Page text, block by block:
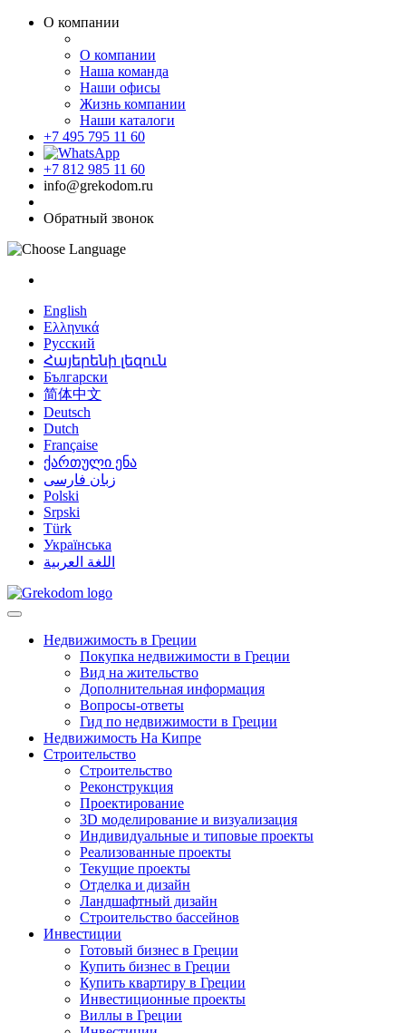
О компании
О компании
Наша команда
Наши офисы
Жизнь компании
Наши каталоги
+7 495 795 11 60
+7 812 985 11 60
info@grekodom.ru
Обратный звонок
English
Ελληνικά
Русский
Հայերենի լեզուն
Български
简体中文
Deutsch
Dutch
Française
ქართული ენა
زبان فارسی
Polski
Srpski
Türk
Українська
اللغة العربية
Недвижимость в Греции
Покупка недвижимости в Греции
Вид на жительство
Дополнительная информация
Вопросы-ответы
Гид по недвижимости в Греции
Недвижимость На Кипре
Строительство
Строительство
Реконструкция
Проектирование
3D моделирование и визуализация
Индивидуальные и типовые проекты
Реализованные проекты
Текущие проекты
Отделка и дизайн
Ландшафтный дизайн
Строительство бассейнов
Инвестиции
Готовый бизнес в Греции
Купить бизнес в Греции
Купить квартиру в Греции
Инвестиционные проекты
Виллы в Греции